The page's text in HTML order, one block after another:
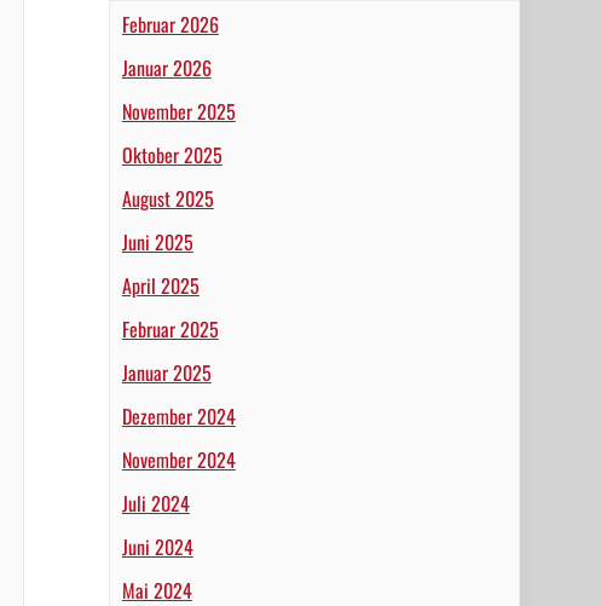
Februar 2026
Januar 2026
November 2025
Oktober 2025
August 2025
Juni 2025
April 2025
Februar 2025
Januar 2025
Dezember 2024
November 2024
Juli 2024
Juni 2024
Mai 2024